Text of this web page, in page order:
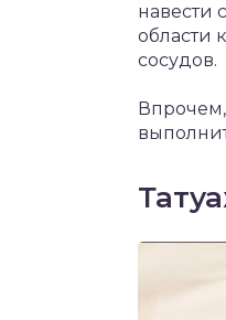
навести
области
сосудов.